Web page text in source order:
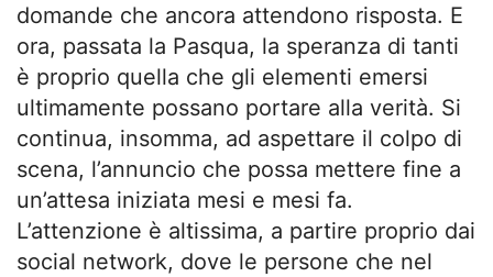
domande che ancora attendono risposta. E
ora, passata la Pasqua, la speranza di tanti
è proprio quella che gli elementi emersi
ultimamente possano portare alla verità. Si
continua, insomma, ad aspettare il colpo di
scena, l’annuncio che possa mettere fine a
un’attesa iniziata mesi e mesi fa.
L’attenzione è altissima, a partire proprio dai
social network, dove le persone che nel